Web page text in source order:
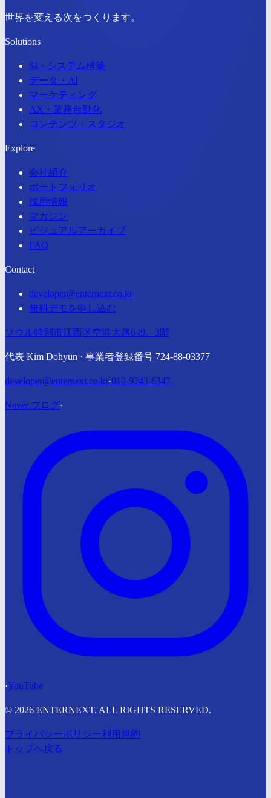
世界を変える次をつくります。
Solutions
SI・システム構築
データ・AI
マーケティング
AX・業務自動化
コンテンツ・スタジオ
Explore
会社紹介
ポートフォリオ
採用情報
マガジン
ビジュアルアーカイブ
FAQ
Contact
developer@enternext.co.kr
無料デモを申し込む
ソウル特別市江西区空港大路649、3階
代表 Kim Dohyun · 事業者登録番号 724-88-03377
developer@enternext.co.kr·010-9243-6347
Naver ブログ·
·YouTube
© 2026 ENTERNEXT. ALL RIGHTS RESERVED.
プライバシーポリシー利用規約
トップへ戻る